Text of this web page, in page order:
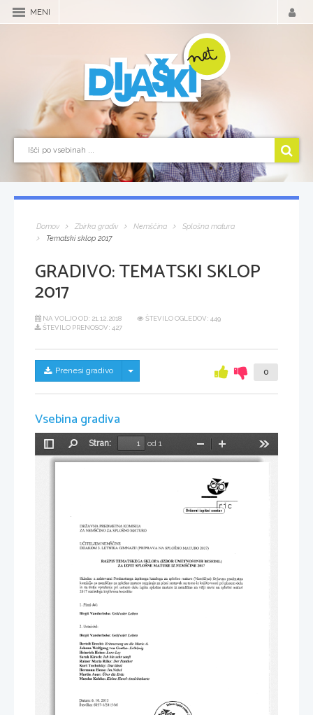
MENI
Domov Zbirka gradiv Nemščina
Splošna matura
Tematski sklop 2017
GRADIVO:TEMATSKI SKLOP
2017
NA VOLJO OD: 21.12.2018
ŠTEVILO OGLEDOV: 449
ŠTEVILO PRENOSOV: 427
Prenesi gradivo Skrij/prikaži meni 0
Vsebina gradiva
Preklopi
stransko
Stran:
od 1
Pomanjšaj